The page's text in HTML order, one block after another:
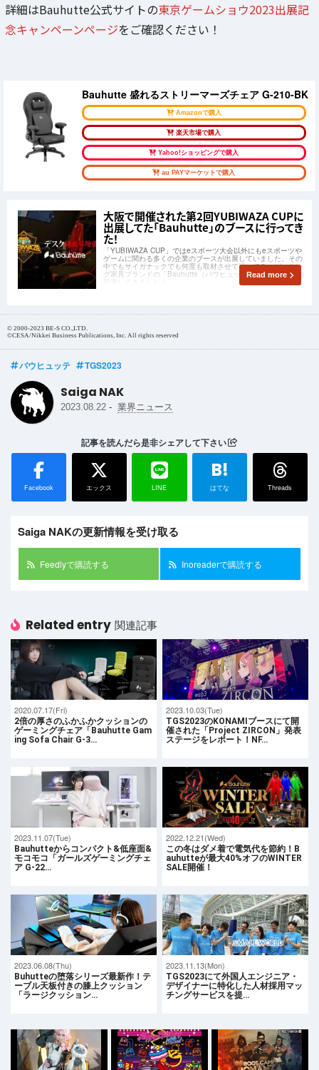
詳細はBauhutte公式サイトの東京ゲームショウ2023出展記
念キャンペーンページをご確認ください！
Bauhutte 盛れるストリーマーズチェア G-210-BK
Amazonで購入
楽天市場で購入
Yahoo!ショッピングで購入
au PAYマーケットで購入
大阪で開催された第2回YUBIWAZA CUPに
出展してた「Bauhutte」のブースに行ってき
た！
「YUBIWAZA CUP」ではeスポーツ大会以外にもeスポーツや
ゲームに関わる多くの企業のブースが出展していました。その
中でもサイガナックでも何度も取材させて頂いてる、ゲーミン
グ家具ブランドの「Bauhutte（バウヒュッテ）」のブースにお
Read more
© 2000-2023 BE-S CO.,LTD.
©CESA/Nikkei Business Publications, Inc. All rights reserved
バウヒュッテ TGS2023
Saiga NAK
2023.08.22 - 業界ニュース
記事を読んだら是非シェアして下さい
Facebook エックス LINE
B!
はてな Threads
Saiga NAKの更新情報を受け取る
Feedlyで購読する Inoreaderで購読する
Related entry 関連記事
2020.07.17(Fri)
2倍の厚さのふかふかクッションの
ゲーミングチェア「Bauhutte Gam
ing Sofa Chair G-3…
2023.10.03(Tue)
TGS2023のKONAMIブースにて開
催された「Project ZIRCON」発表
ステージをレポート！NF…
2023.11.07(Tue)
Bauhutteからコンパクト&低座面&
モコモコ「ガールズゲーミングチェ
ア G-22…
2022.12.21(Wed)
この冬はダメ着で電気代を節約！B
auhutteが最大40%オフのWINTER
SALE開催！
2023.06.08(Thu)
Buhutteの堕落シリーズ最新作！テ
ーブル天板付きの膝上クッション
「ラージクッション…
2023.11.13(Mon)
TGS2023にて外国人エンジニア・
デザイナーに特化した人材採用マッ
チングサービスを提…